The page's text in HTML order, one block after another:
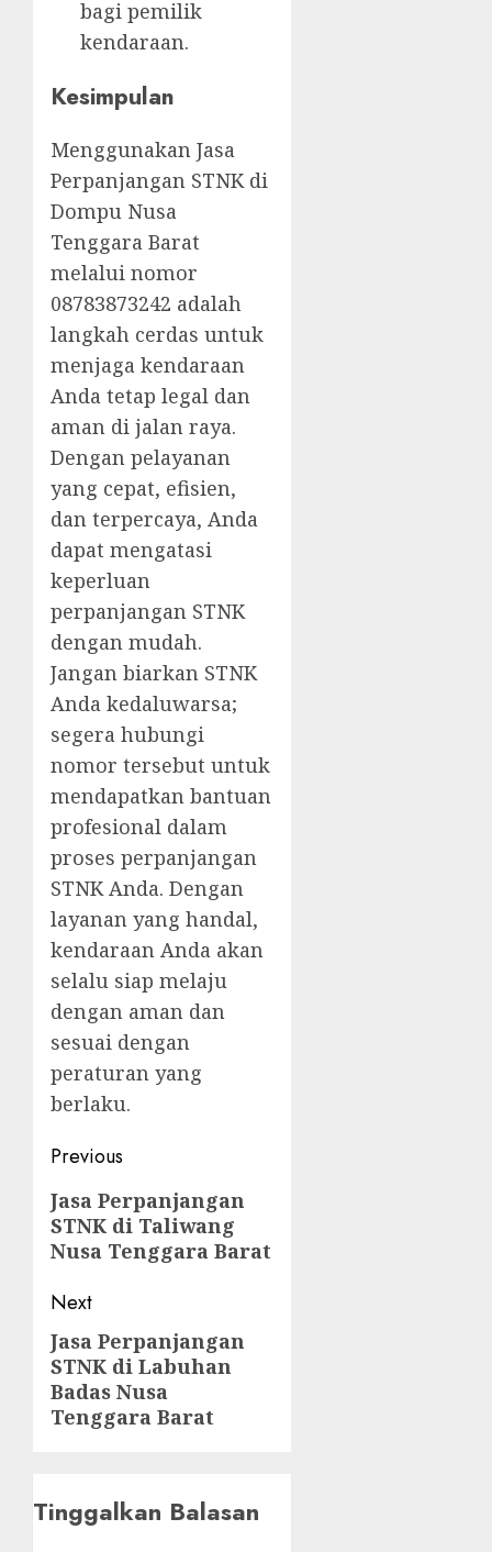
bagi pemilik
kendaraan.
Kesimpulan
Menggunakan Jasa
Perpanjangan STNK di
Dompu Nusa
Tenggara Barat
melalui nomor
08783873242 adalah
langkah cerdas untuk
menjaga kendaraan
Anda tetap legal dan
aman di jalan raya.
Dengan pelayanan
yang cepat, efisien,
dan terpercaya, Anda
dapat mengatasi
keperluan
perpanjangan STNK
dengan mudah.
Jangan biarkan STNK
Anda kedaluwarsa;
segera hubungi
nomor tersebut untuk
mendapatkan bantuan
profesional dalam
proses perpanjangan
STNK Anda. Dengan
layanan yang handal,
kendaraan Anda akan
selalu siap melaju
dengan aman dan
sesuai dengan
peraturan yang
berlaku.
Post
navigation
Previous
Previous
post:
Jasa Perpanjangan
STNK di Taliwang
Nusa Tenggara Barat
Next
Next
post:
Jasa Perpanjangan
STNK di Labuhan
Badas Nusa
Tenggara Barat
Tinggalkan Balasan